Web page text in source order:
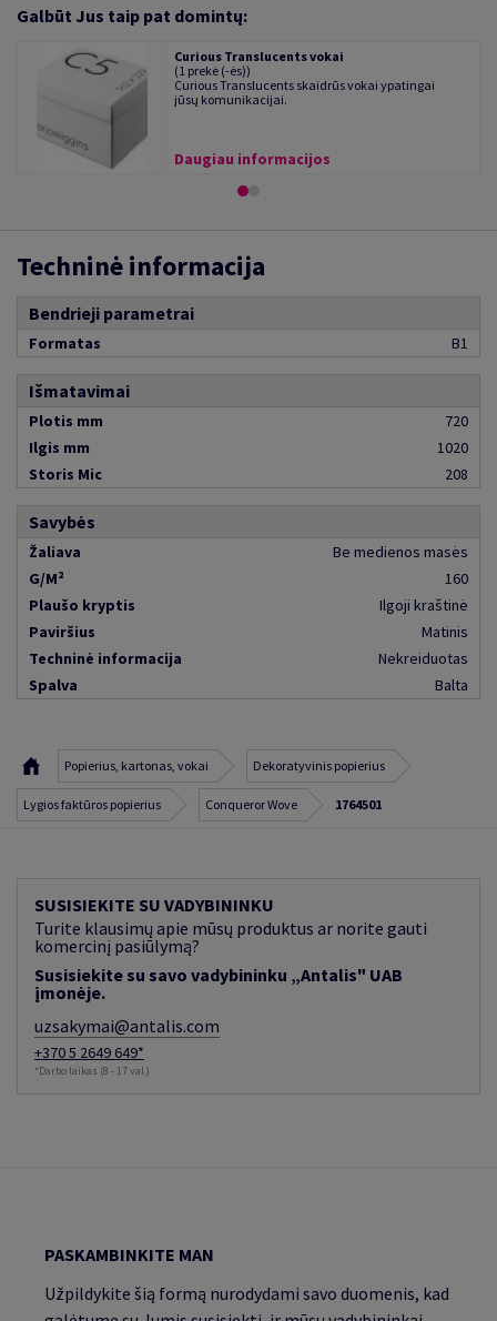
Galbūt Jus taip pat domintų:
Curious Translucents vokai
(1 prekė (-ės))
Curious Translucents skaidrūs vokai ypatingai
jūsų komunikacijai.
Daugiau informacijos
Techninė informacija
Bendrieji parametrai
Formatas B1
Išmatavimai
Plotis mm
720
Ilgis mm
1020
Storis Mic
208
Savybės
Žaliava
Be medienos masės
G/M²
160
Plaušo kryptis
Ilgoji kraštinė
Paviršius
Matinis
Techninė informacija
Nekreiduotas
Spalva
Balta
Popierius, kartonas, vokai Dekoratyvinis popierius
Lygios faktūros popierius Conqueror Wove 1764501
SUSISIEKITE SU VADYBININKU
Turite klausimų apie mūsų produktus ar norite gauti
komercinį pasiūlymą?
Susisiekite su savo vadybininku „Antalis" UAB
įmonėje.
uzsakymai@antalis.com
+370 5 2649 649*
*Darbo laikas (8 - 17 val.)
PASKAMBINKITE MAN
Užpildykite šią formą nurodydami savo duomenis, kad